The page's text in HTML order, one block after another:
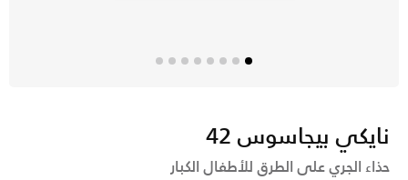
نايكي بيجاسوس 42
حذاء الجري على الطرق للأطفال الكبار